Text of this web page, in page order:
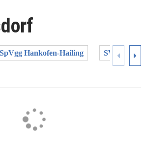
SpVgg Hankofen-Hailing SV Erlbach